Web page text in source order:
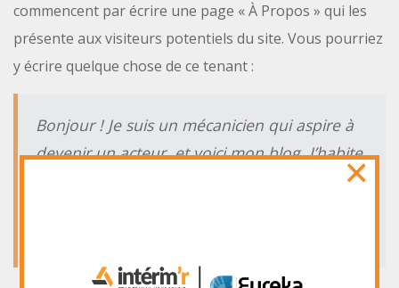
commencent par écrire une page « À Propos » qui les
présente aux visiteurs potentiels du site. Vous pourriez
y écrire quelque chose de ce tenant :
Bonjour ! Je suis un mécanicien qui aspire à
devenir un acteur, et voici mon blog. J’habite
×